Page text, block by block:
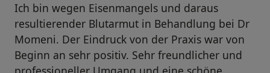
Ich bin wegen Eisenmangels und daraus
resultierender Blutarmut in Behandlung bei Dr
Momeni. Der Eindruck von der Praxis war von
Beginn an sehr positiv. Sehr freundlicher und